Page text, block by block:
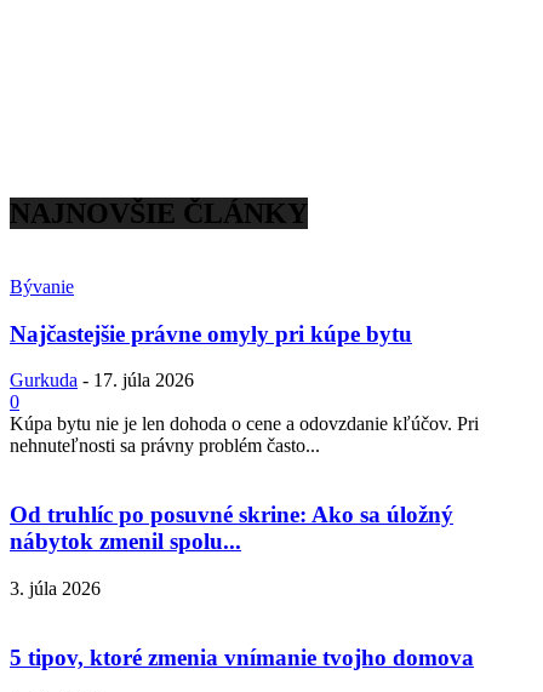
NAJNOVŠIE ČLÁNKY
Bývanie
Najčastejšie právne omyly pri kúpe bytu
Gurkuda - 17. júla 2026
0
Kúpa bytu nie je len dohoda o cene a odovzdanie kľúčov. Pri
nehnuteľnosti sa právny problém často...
Od truhlíc po posuvné skrine: Ako sa úložný
nábytok zmenil spolu...
3. júla 2026
5 tipov, ktoré zmenia vnímanie tvojho domova